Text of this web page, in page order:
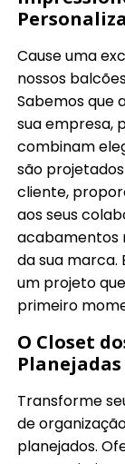
Cause uma
nossos
Sabemos que
sua empresa,
combinam
são
cliente,
aos seus
acabamentos
da sua marca.
um projeto
primeiro
O Closet
Planejadas
Transforme
de
planejados.